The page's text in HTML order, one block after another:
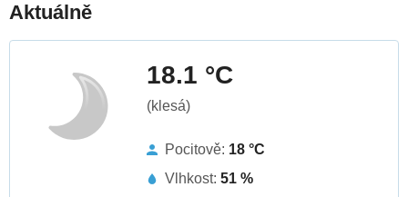
Aktuálně
18.1 °C
(klesá)
Pocitově: 18 °C
Vlhkost: 51 %